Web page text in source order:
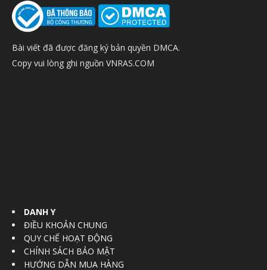
Bài viết đã được đăng ký bản quyền DMCA.
Copy vui lòng ghi nguồn VNRAS.COM
DANH Y
ĐIỀU KHOẢN CHUNG
QUY CHẾ HOẠT ĐỘNG
CHÍNH SÁCH BẢO MẬT
HƯỚNG DẪN MUA HÀNG